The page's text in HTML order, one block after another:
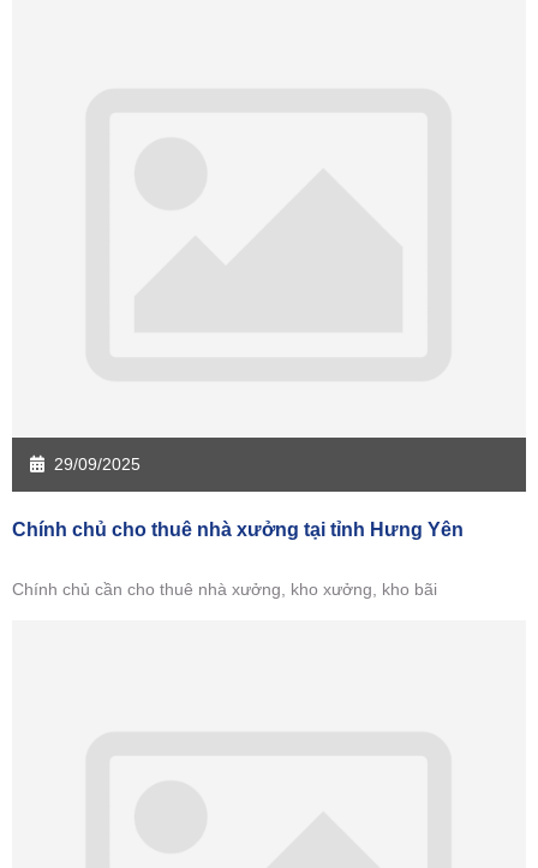
29/09/2025
Chính chủ cho thuê nhà xưởng tại tỉnh Hưng Yên
Chính chủ cần cho thuê nhà xưởng, kho xưởng, kho bãi